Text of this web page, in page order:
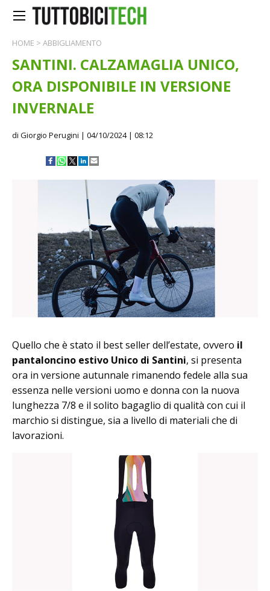
HOME > ABBIGLIAMENTO
SANTINI. CALZAMAGLIA UNICO,
ORA DISPONIBILE IN VERSIONE
INVERNALE
di Giorgio Perugini | 04/10/2024 | 08:12
Quello che è stato il best seller dell’estate, ovvero il
pantaloncino estivo Unico di Santini, si presenta
ora in versione autunnale rimanendo fedele alla sua
essenza nelle versioni uomo e donna con la nuova
lunghezza 7/8 e il solito bagaglio di qualità con cui il
marchio si distingue, sia a livello di materiali che di
lavorazioni.